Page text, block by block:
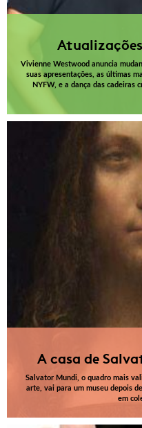
Vivienne Westwood anuncia
suas apresentações, as últimas
NYFW, e a dança das cadeiras
A casa de
Salvator Mundi, o quadro mais
arte, vai para um museu depois
em